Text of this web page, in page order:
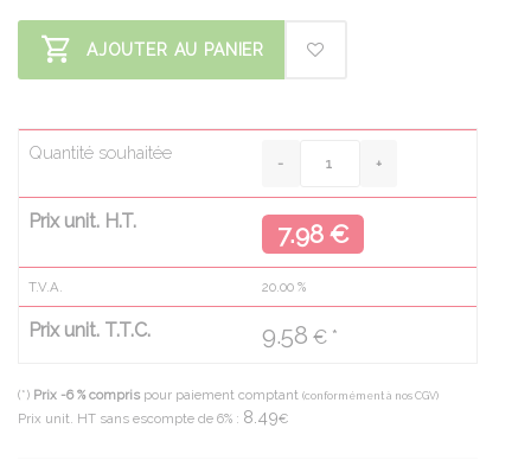
AJOUTER AU PANIER
Quantité souhaitée
Prix unit. H.T. 7.98 €
T.V.A. 20.00 %
Prix unit. T.T.C. 9.58 € *
(*) Prix -6 % compris pour paiement comptant (conformément à nos CGV)
Prix unit. HT sans escompte de 6% : 8.49€